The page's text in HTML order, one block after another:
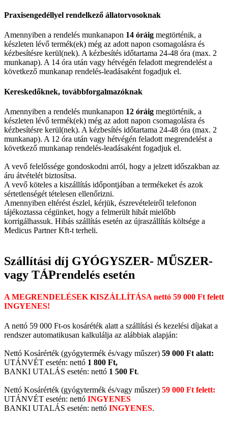
Praxisengedéllyel rendelkező állatorvosoknak
Amennyiben a rendelés munkanapon 14 óráig megtörténik, a
készleten lévő termék(ek) még az adott napon csomagolásra és
kézbesítésre kerül(nek). A kézbesítés időtartama 24-48 óra (max. 2
munkanap). A 14 óra után vagy hétvégén feladott megrendelést a
következő munkanap rendelés-leadásaként fogadjuk el.
Kereskedőknek, továbbforgalmazóknak
Amennyiben a rendelés munkanapon 12 óráig megtörténik, a
készleten lévő termék(ek) még az adott napon csomagolásra és
kézbesítésre kerül(nek). A kézbesítés időtartama 24-48 óra (max. 2
munkanap). A 12 óra után vagy hétvégén feladott megrendelést a
következő munkanap rendelés-leadásaként fogadjuk el.
A vevő felelőssége gondoskodni arról, hogy a jelzett időszakban az
áru átvételét biztosítsa.
A vevő köteles a kiszállítás időpontjában a termékeket és azok
sértetlenségét tételesen ellenőrizni.
Amennyiben eltérést észlel, kérjük, észrevételeiről telefonon
tájékoztassa cégünket, hogy a felmerült hibát mielőbb
korrigálhassuk. Hibás szállítás esetén az újraszállítás költsége a
Medicus Partner Kft-t terheli.
Szállítási díj GYÓGYSZER- MŰSZER-
vagy TÁPrendelés esetén
A MEGRENDELÉSEK KISZÁLLÍTÁSA nettó 59 000 Ft felett
INGYENES!
A nettó 59 000 Ft-os kosáréték alatt a szállítási és kezelési díjakat a
rendszer automatikusan kalkulálja az alábbiak alapján:
Nettó Kosárérték (gyógytermék és/vagy műszer) 59 000 Ft alatt:
UTÁNVÉT esetén: nettó 1 800 Ft,
BANKI UTALÁS esetén: nettó 1 500 Ft.
Nettó Kosárérték (gyógytermék és/vagy műszer) 59 000 Ft felett:
UTÁNVÉT esetén: nettó INGYENES
BANKI UTALÁS esetén: nettó INGYENES.